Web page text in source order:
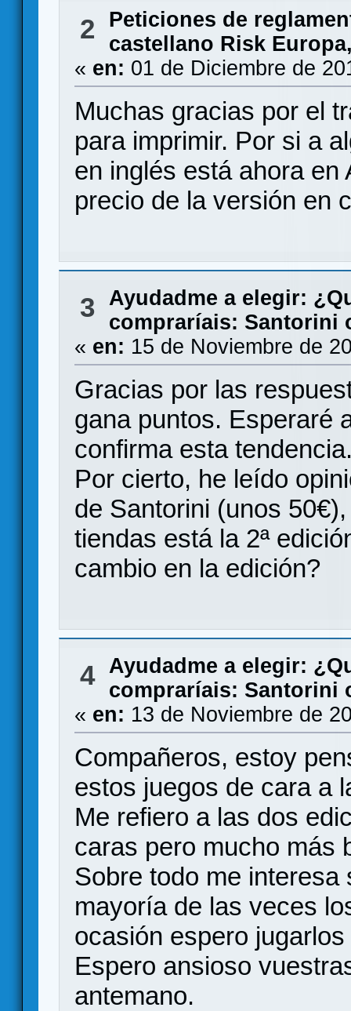
2
Peticiones de
castellano Risk
« en: 01 de Diciembre de
Muchas gracias por el
para imprimir. Por si a
en inglés está ahora en
precio de la versión en
3 Ayudadme a elegir:
compraríais: Santorini
« en: 15 de Noviembre de
Gracias por las
gana puntos. Esperaré
confirma esta
Por cierto, he leído
de Santorini (unos
tiendas está la 2ª
cambio en la edición?
4 Ayudadme a elegir:
compraríais: Santorini
« en: 13 de Noviembre de
Compañeros, estoy
estos juegos de cara a
Me refiero a las dos
caras pero mucho más
Sobre todo me
mayoría de las veces
ocasión espero
Espero ansioso
antemano.